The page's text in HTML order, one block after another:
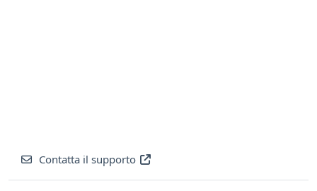
Contatta il supporto